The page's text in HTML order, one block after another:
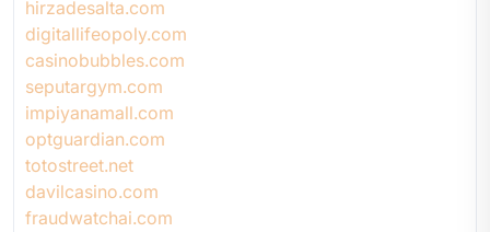
hirzadesalta.com
digitallifeopoly.com
casinobubbles.com
seputargym.com
impiyanamall.com
optguardian.com
totostreet.net
davilcasino.com
fraudwatchai.com